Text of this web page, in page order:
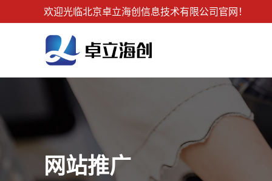
欢迎光临北京卓立海创信息技术有限公司官网！
网站推广